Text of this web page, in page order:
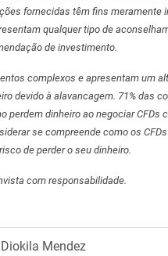
fornecidas têm fins meramente
qualquer tipo de
de investimento.
complexos e apresentam um
devido à alavancagem. 71% das
perdem dinheiro ao negociar CFDs
se compreende como os
de perder o seu dinheiro.
com responsabilidade.
Mendez